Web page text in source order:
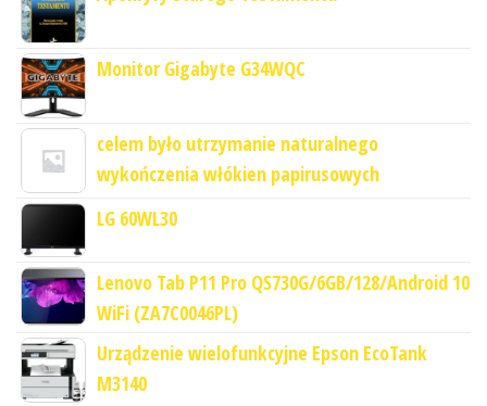
Monitor Gigabyte G34WQC
celem było utrzymanie naturalnego
wykończenia włókien papirusowych
LG 60WL30
Lenovo Tab P11 Pro QS730G/6GB/128/Android 10
WiFi (ZA7C0046PL)
Urządzenie wielofunkcyjne Epson EcoTank
M3140